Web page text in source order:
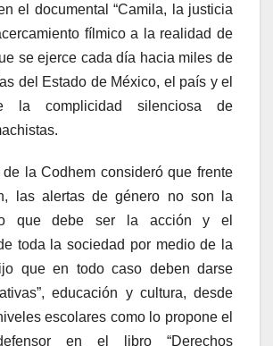
el documental “Camila, la justicia
fílmico a la realidad de
se ejerce cada día hacia miles de
del Estado de México, el país y el
la complicidad silenciosa de
de la Codhem consideró que frente
las alertas de género no son la
que debe ser la acción y el
toda la sociedad por medio de la
que en todo caso deben darse
educación y cultura, desde
escolares como lo propone el
en el libro “Derechos